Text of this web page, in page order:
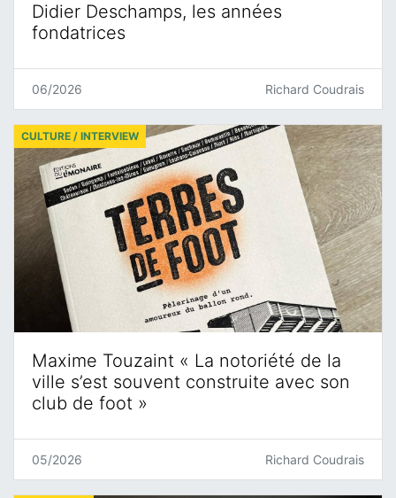
Didier Deschamps, les années
fondatrices
06/2026 Richard Coudrais
Maxime Touzaint « La notoriété de la
ville s’est souvent construite avec son
club de foot »
CULTURE / INTERVIEW
05/2026 Richard Coudrais